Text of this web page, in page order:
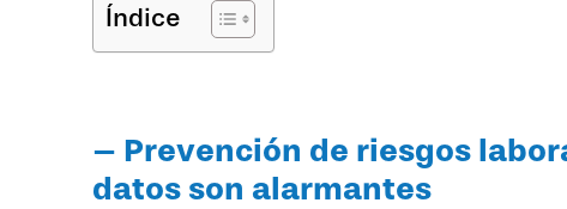
Índice
– Prevención de riesgos
datos son alarmantes